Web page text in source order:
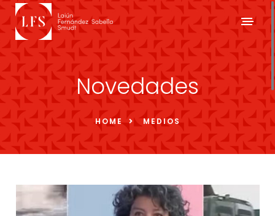
Novedades
HOME MEDIOS